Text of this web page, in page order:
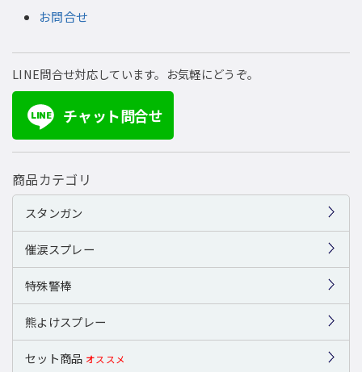
お問合せ
LINE問合せ対応しています。お気軽にどうぞ。
LINE チャット問合せ
商品カテゴリ
スタンガン
催涙スプレー
特殊警棒
熊よけスプレー
セット商品 オススメ